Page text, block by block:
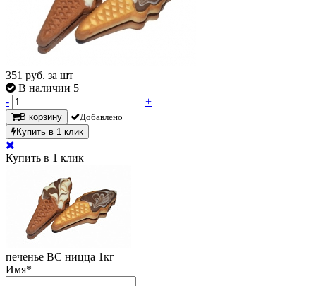
351 руб. за шт
В наличии 5
-
+
В корзину
Добавлено
Купить в 1 клик
Купить в 1 клик
печенье ВС ницца 1кг
Имя*